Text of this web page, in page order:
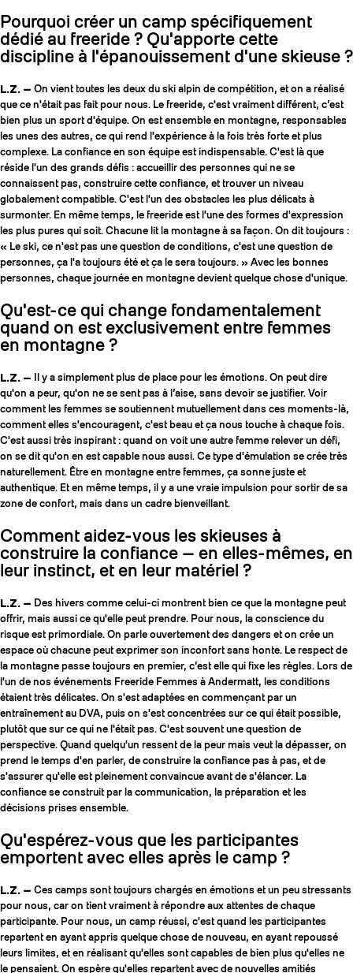
Pourquoi créer un camp spécifiquement
dédié au freeride ? Qu'apporte cette
discipline à l'épanouissement d'une skieuse ?
L.Z. — On vient toutes les deux du ski alpin de compétition, et on a réalisé
que ce n'était pas fait pour nous. Le freeride, c'est vraiment différent, c’est
bien plus un sport d'équipe. On est ensemble en montagne, responsables
les unes des autres, ce qui rend l'expérience à la fois très forte et plus
complexe. La confiance en son équipe est indispensable. C'est là que
réside l'un des grands défis : accueillir des personnes qui ne se
connaissent pas, construire cette confiance, et trouver un niveau
globalement compatible. C'est l'un des obstacles les plus délicats à
surmonter. En même temps, le freeride est l'une des formes d'expression
les plus pures qui soit. Chacune lit la montagne à sa façon. On dit toujours :
« Le ski, ce n'est pas une question de conditions, c'est une question de
personnes, ça l'a toujours été et ça le sera toujours. » Avec les bonnes
personnes, chaque journée en montagne devient quelque chose d'unique.
Qu'est-ce qui change fondamentalement
quand on est exclusivement entre femmes
en montagne ?
L.Z. —
Il y a simplement plus de place pour les émotions. On peut dire
qu'on a peur, qu'on ne se sent pas à l’aise, sans devoir se justifier. Voir
comment les femmes se soutiennent mutuellement dans ces moments-là,
comment elles s'encouragent, c'est beau et ça nous touche à chaque fois.
C'est aussi très inspirant : quand on voit une autre femme relever un défi,
on se dit qu'on en est capable nous aussi. Ce type d'émulation se crée très
naturellement. Être en montagne entre femmes, ça sonne juste et
authentique. Et en même temps, il y a une vraie impulsion pour sortir de sa
zone de confort, mais dans un cadre bienveillant.
Comment aidez-vous les skieuses à
construire la confiance — en elles-mêmes, en
leur instinct, et en leur matériel ?
L.Z. — Des hivers comme celui-ci montrent bien ce que la montagne peut
offrir, mais aussi ce qu'elle peut prendre. Pour nous, la conscience du
risque est primordiale. On parle ouvertement des dangers et on crée un
espace où chacune peut exprimer son inconfort sans honte. Le respect de
la montagne passe toujours en premier, c’est elle qui fixe les règles. Lors de
l'un de nos événements Freeride Femmes à Andermatt, les conditions
étaient très délicates. On s'est adaptées en commençant par un
entraînement au DVA, puis on s'est concentrées sur ce qui était possible,
plutôt que sur ce qui ne l'était pas. C'est souvent une question de
perspective. Quand quelqu'un ressent de la peur mais veut la dépasser, on
prend le temps d'en parler, de construire la confiance pas à pas, et de
s'assurer qu'elle est pleinement convaincue avant de s'élancer. La
confiance se construit par la communication, la préparation et les
décisions prises ensemble.
Qu'espérez-vous que les participantes
emportent avec elles après le camp ?
L.Z. — Ces camps sont toujours chargés en émotions et un peu stressants
pour nous, car on tient vraiment à répondre aux attentes de chaque
participante. Pour nous, un camp réussi, c'est quand les participantes
repartent en ayant appris quelque chose de nouveau, en ayant repoussé
leurs limites, et en réalisant qu'elles sont capables de bien plus qu'elles ne
le pensaient. On espère qu'elles repartent avec de nouvelles amitiés